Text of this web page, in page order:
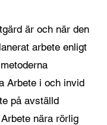
är och när den
arbete enligt
Arbete i och invid
på avställd
nära rörlig